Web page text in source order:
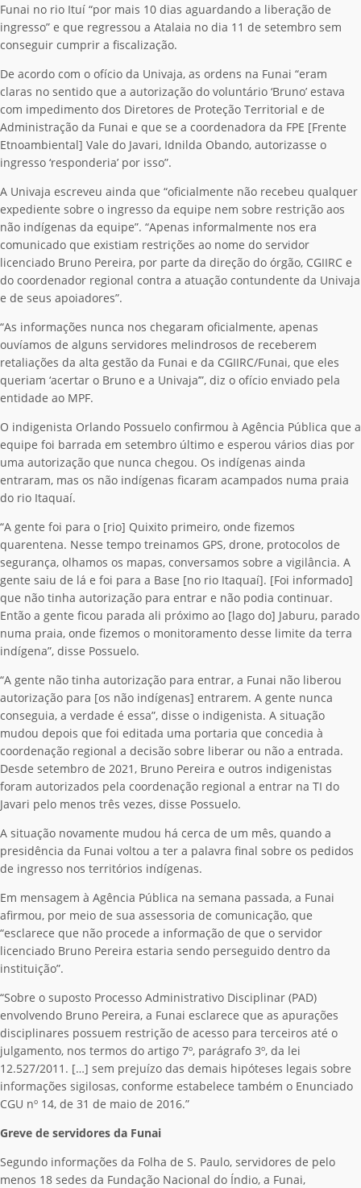
Funai no rio Ituí “por mais 10 dias aguardando a liberação de
ingresso” e que regressou a Atalaia no dia 11 de setembro sem
conseguir cumprir a fiscalização.
De acordo com o ofício da Univaja, as ordens na Funai “eram
claras no sentido que a autorização do voluntário ‘Bruno’ estava
com impedimento dos Diretores de Proteção Territorial e de
Administração da Funai e que se a coordenadora da FPE [Frente
Etnoambiental] Vale do Javari, Idnilda Obando, autorizasse o
ingresso ‘responderia’ por isso”.
A Univaja escreveu ainda que “oficialmente não recebeu qualquer
expediente sobre o ingresso da equipe nem sobre restrição aos
não indígenas da equipe”. “Apenas informalmente nos era
comunicado que existiam restrições ao nome do servidor
licenciado Bruno Pereira, por parte da direção do órgão, CGIIRC e
do coordenador regional contra a atuação contundente da Univaja
e de seus apoiadores”.
“As informações nunca nos chegaram oficialmente, apenas
ouvíamos de alguns servidores melindrosos de receberem
retaliações da alta gestão da Funai e da CGIIRC/Funai, que eles
queriam ‘acertar o Bruno e a Univaja’”, diz o ofício enviado pela
entidade ao MPF.
O indigenista Orlando Possuelo confirmou à Agência Pública que a
equipe foi barrada em setembro último e esperou vários dias por
uma autorização que nunca chegou. Os indígenas ainda
entraram, mas os não indígenas ficaram acampados numa praia
do rio Itaquaí.
“A gente foi para o [rio] Quixito primeiro, onde fizemos
quarentena. Nesse tempo treinamos GPS, drone, protocolos de
segurança, olhamos os mapas, conversamos sobre a vigilância. A
gente saiu de lá e foi para a Base [no rio Itaquaí]. [Foi informado]
que não tinha autorização para entrar e não podia continuar.
Então a gente ficou parada ali próximo ao [lago do] Jaburu, parado
numa praia, onde fizemos o monitoramento desse limite da terra
indígena”, disse Possuelo.
“A gente não tinha autorização para entrar, a Funai não liberou
autorização para [os não indígenas] entrarem. A gente nunca
conseguia, a verdade é essa”, disse o indigenista. A situação
mudou depois que foi editada uma portaria que concedia à
coordenação regional a decisão sobre liberar ou não a entrada.
Desde setembro de 2021, Bruno Pereira e outros indigenistas
foram autorizados pela coordenação regional a entrar na TI do
Javari pelo menos três vezes, disse Possuelo.
A situação novamente mudou há cerca de um mês, quando a
presidência da Funai voltou a ter a palavra final sobre os pedidos
de ingresso nos territórios indígenas.
Em mensagem à Agência Pública na semana passada, a Funai
afirmou, por meio de sua assessoria de comunicação, que
“esclarece que não procede a informação de que o servidor
licenciado Bruno Pereira estaria sendo perseguido dentro da
instituição”.
“Sobre o suposto Processo Administrativo Disciplinar (PAD)
envolvendo Bruno Pereira, a Funai esclarece que as apurações
disciplinares possuem restrição de acesso para terceiros até o
julgamento, nos termos do artigo 7º, parágrafo 3º, da lei
12.527/2011. […] sem prejuízo das demais hipóteses legais sobre
informações sigilosas, conforme estabelece também o Enunciado
CGU nº 14, de 31 de maio de 2016.”
Greve de servidores da Funai
Segundo informações da Folha de S. Paulo, servidores de pelo
menos 18 sedes da Fundação Nacional do Índio, a Funai,